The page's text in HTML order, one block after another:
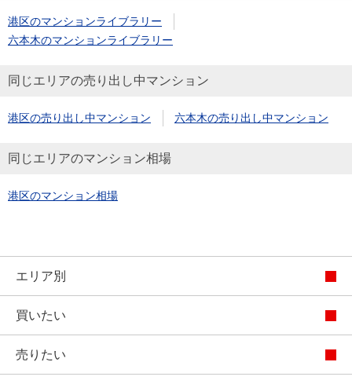
港区のマンションライブラリー
六本木のマンションライブラリー
同じエリアの売り出し中マンション
港区の売り出し中マンション 六本木の売り出し中マンション
同じエリアのマンション相場
港区のマンション相場
エリア別
買いたい
売りたい